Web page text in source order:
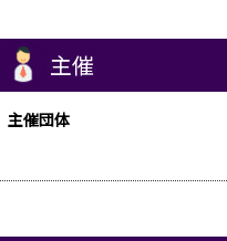
主催
主催団体